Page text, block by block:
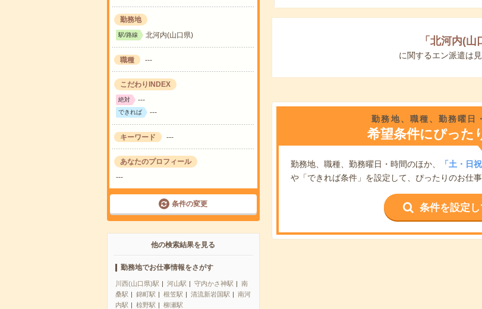
勤務地
駅/路線 北河内(山口県)
職種 ---
こだわりINDEX
絶対 ---
できれば ---
キーワード ---
あなたのプロフィール
---
条件の変更
他の検索結果を見る
勤務地でお仕事情報をさがす
川西(山口県)駅 河山駅 守内かさ神駅
南
桑駅
錦町駅 根笠駅 清流新岩国駅
南河
内駅
椋野駅 柳瀬駅
「 北河内(山
に関するエン派遣は
勤務地、職種、勤務曜日
希望条件にぴった
勤務地、職種、勤務曜日・時間のほか、 「土・日
や「できれば条件」を設定して、ぴったりのお仕
条件を設定